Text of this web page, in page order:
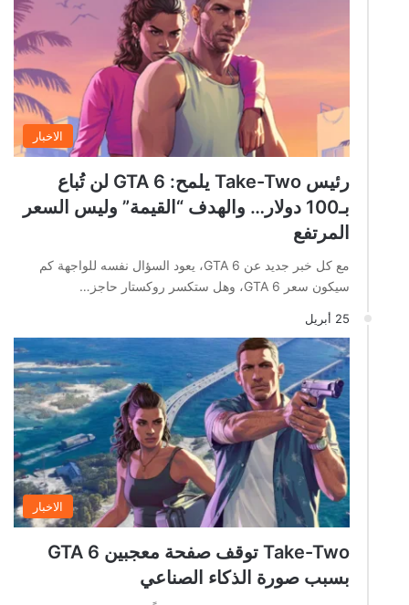
الاخبار
رئيس Take-Two يلمح: GTA 6 لن تُباع
بـ100 دولار… والهدف “القيمة” وليس السعر
المرتفع
مع كل خبر جديد عن GTA 6، يعود السؤال نفسه للواجهة كم
سيكون سعر GTA 6، وهل ستكسر روكستار حاجز…
25 أبريل
الاخبار
Take-Two توقف صفحة معجبين GTA 6
بسبب صورة الذكاء الصناعي